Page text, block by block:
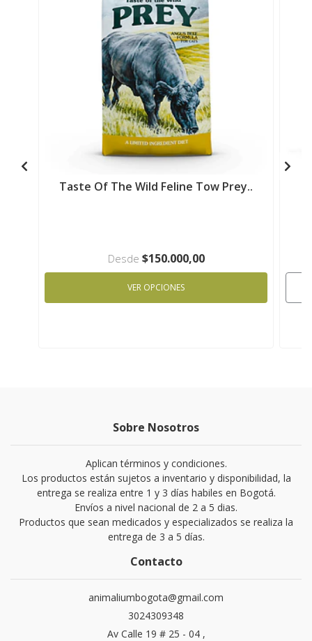
Taste Of The Wild Feline Tow Prey..
Desde $150.000,00
VER OPCIONES
Sobre Nosotros
Aplican términos y condiciones.
Los productos están sujetos a inventario y disponibilidad, la
entrega se realiza entre 1 y 3 días habiles en Bogotá.
Envíos a nivel nacional de 2 a 5 dias.
Productos que sean medicados y especializados se realiza la
entrega de 3 a 5 días.
Contacto
animaliumbogota@gmail.com
3024309348
Av Calle 19 # 25 - 04 ,